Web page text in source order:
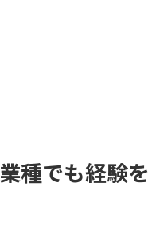
種でも経験を